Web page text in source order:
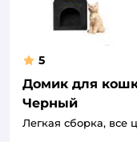
5
Домик для
Черный
Легкая сборка, все